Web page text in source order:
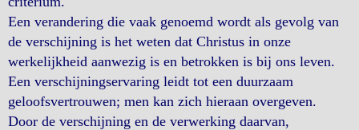
Een verandering die vaak genoemd wordt als gevolg van
de verschijning is het weten dat Christus in onze
werkelijkheid aanwezig is en betrokken is bij ons leven.
Een verschijningservaring leidt tot een duurzaam
geloofsvertrouwen; men kan zich hieraan overgeven.
Door de verschijning en de verwerking daarvan,